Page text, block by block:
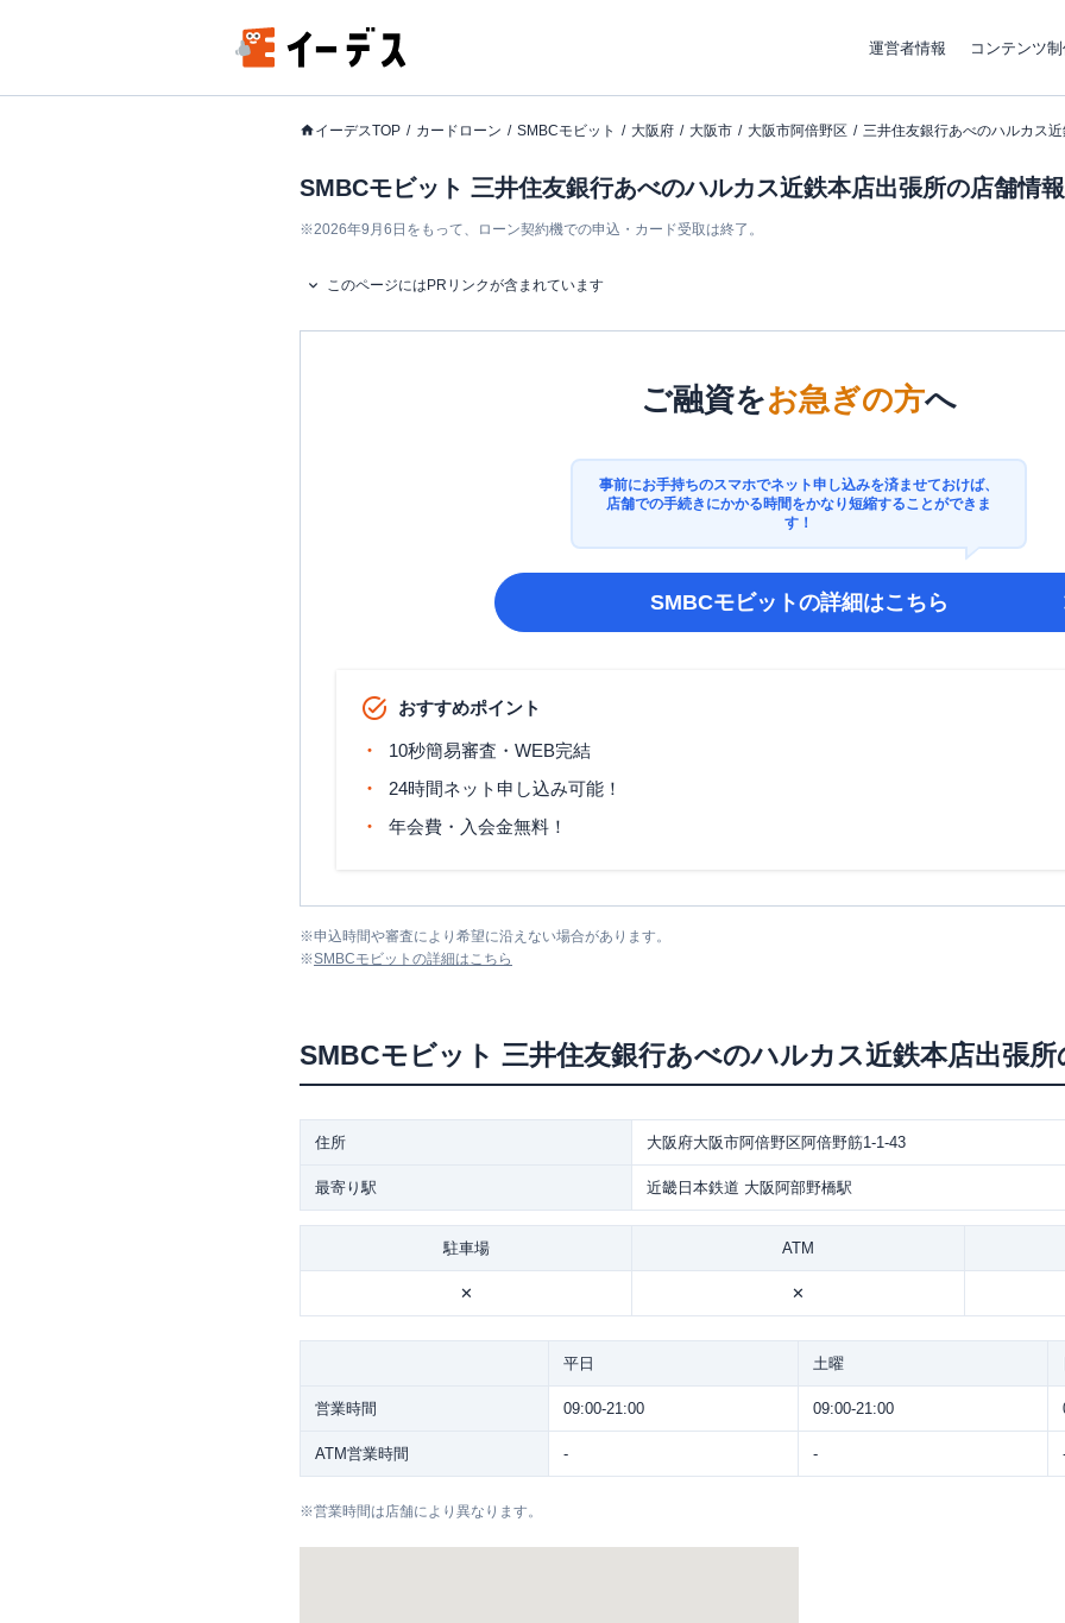
運営者情報 コンテンツ
イーデスTOP カードローン SMBCモビット 大阪府 大阪市 大阪市阿倍野区 三井住友銀行あべのハルカス
SMBCモビット 三井住友銀行あべのハルカス近鉄本店出張所の店舗情報
※2026年9月6日をもって、ローン契約機での申込・カード受取は終了。
このページにはPRリンクが含まれています
ご融資をお急ぎの方へ
事前にお手持ちのスマホでネット申し込みを済ませておけば、
店舗での手続きにかかる時間をかなり短縮することができま
す！
SMBCモビットの詳細はこちら
おすすめポイント
10秒簡易審査・WEB完結
24時間ネット申し込み可能！
年会費・入会金無料！
※申込時間や審査により希望に沿えない場合があります。
※SMBCモビット の詳細はこちら
SMBCモビット 三井住友銀行あべのハルカス近鉄本店出張所
住所 大阪府大阪市阿倍野区阿倍野筋1-1-43
最寄り駅 近畿日本鉄道 大阪阿部野橋駅
駐車場 ATM
✕ ✕
平日 土曜
営業時間 09:00-21:00 09:00-21:00
ATM営業時間 - -
※営業時間は店舗により異なります。